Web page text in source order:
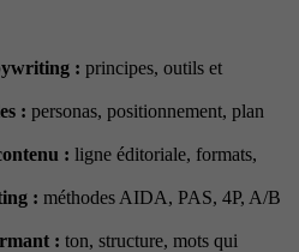
: principes, outils et
: personas, positionnement, plan
: ligne éditoriale, formats,
: méthodes AIDA, PAS, 4P, A/B
: ton, structure, mots qui